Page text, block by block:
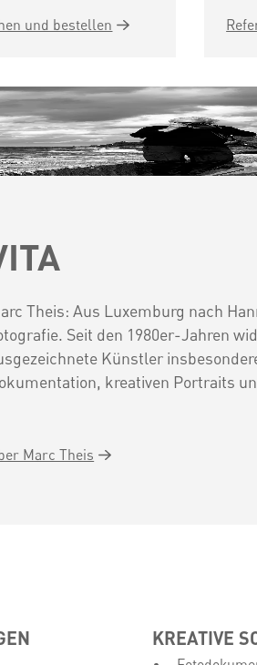
und bestellen
Theis: Aus Luxemburg nach
Seit den 1980er-Jahren
Künstler
kreativen Portraits
Marc Theis
KREATIVE